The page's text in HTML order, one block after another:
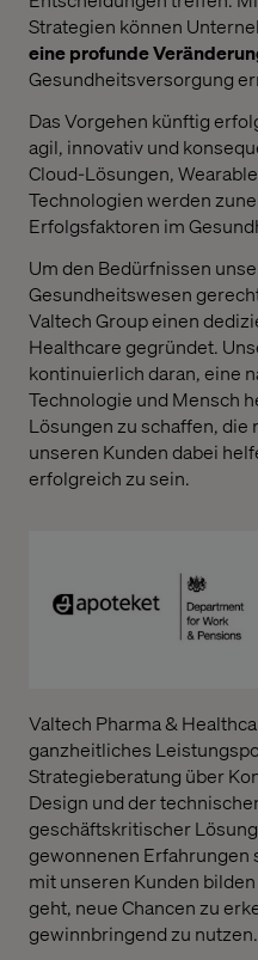
Strategien können
eine profunde
Gesundheitsversorgung
Das Vorgehen künftig
agil, innovativ und
Cloud-Lösungen,
Technologien werden
Erfolgsfaktoren im
Um den Bedürfnissen
Gesundheitswesen
Valtech Group einen
Healthcare gegründet.
kontinuierlich daran, eine
Technologie und Mensch
Lösungen zu schaffen,
unseren Kunden dabei
erfolgreich zu sein.
Valtech Pharma &
ganzheitliches
Strategieberatung über
Design und der
geschäftskritischer
gewonnenen Erfahrungen
mit unseren Kunden
geht, neue Chancen zu
gewinnbringend zu nutzen.